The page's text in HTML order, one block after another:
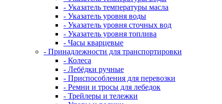
- Указатель температуры масла
- Указатель уровня воды
- Указатель уровня сточных вод
- Указатель уровня топлива
- Часы кварцевые
- Принадлежности для транспортировки
- Колеса
- Лебёдки ручные
- Приспособления для перевозки
- Ремни и тросы для лебедок
- Трейлеры и тележки